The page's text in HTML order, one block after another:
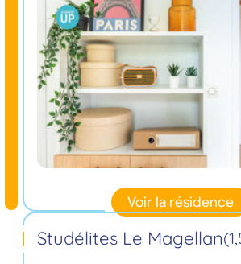
Voir la résidence
Studélites Le Magellan